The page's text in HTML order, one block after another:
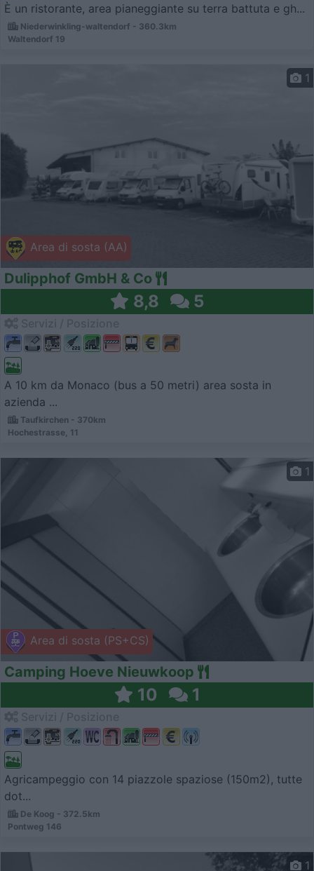
È un ristorante, area pianeggiante su terra battuta e gh...
Niederwinkling-waltendorf - 360.3km
Waltendorf 19
Area di sosta (AA)
1
Dulipphof GmbH & Co
8,8 5
A 10 km da Monaco (bus a 50 metri) area sosta in
azienda ...
Taufkirchen - 370km
Hochestrasse, 11
Area di sosta (PS+CS)
1
Camping Hoeve Nieuwkoop
10 1
Agricampeggio con 14 piazzole spaziose (150m2), tutte
dot...
De Koog - 372.5km
Pontweg 146
1